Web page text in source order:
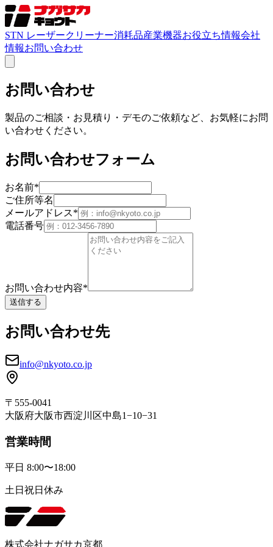
STN レーザークリーナー消耗品産業機器お役立ち情報会社
情報お問い合わせ
お問い合わせ
製品のご相談・お見積り・デモのご依頼など、お気軽にお問
い合わせください。
お問い合わせフォーム
お名前*
ご住所等名
メールアドレス*
電話番号
お問い合わせ内容*
送信する
お問い合わせ先
info@nkyoto.co.jp
〒555-0041
大阪府大阪市西淀川区中島1−10−31
営業時間
平日 8:00〜18:00
土日祝日休み
株式会社ナガサカ京都